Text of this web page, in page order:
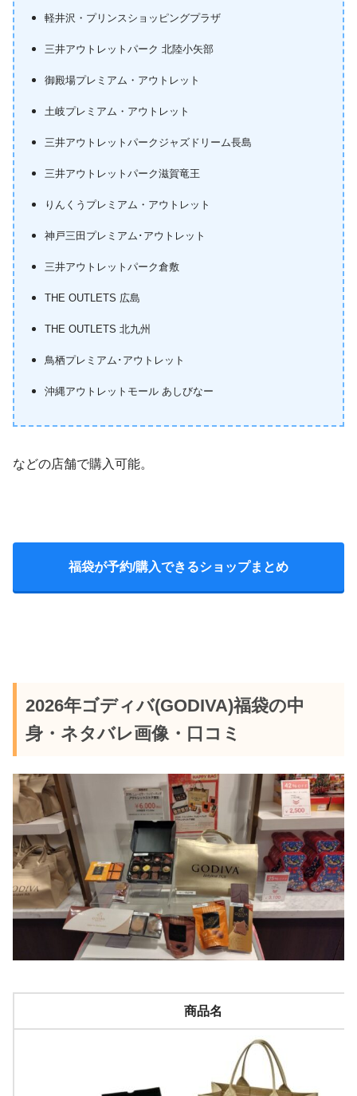
軽井沢・プリンスショッピングプラザ
三井アウトレットパーク 北陸小矢部
御殿場プレミアム・アウトレット
土岐プレミアム・アウトレット
三井アウトレットパークジャズドリーム長島
三井アウトレットパーク滋賀竜王
りんくうプレミアム・アウトレット
神戸三田プレミアム･アウトレット
三井アウトレットパーク倉敷
THE OUTLETS 広島
THE OUTLETS 北九州
鳥栖プレミアム･アウトレット
沖縄アウトレットモール あしびなー
などの店舗で購入可能。
福袋が予約/購入できるショップまとめ
2026年ゴディバ(GODIVA)福袋の中
身・ネタバレ画像・口コミ
商品名